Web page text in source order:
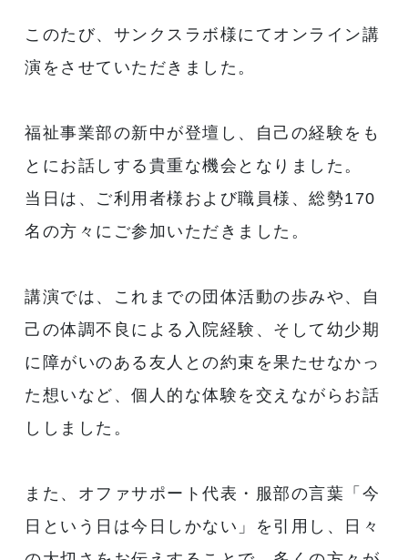
このたび、サンクスラボ様にてオンライン講
演をさせていただきました。
福祉事業部の新中が登壇し、自己の経験をも
とにお話しする貴重な機会となりました。
当日は、ご利用者様および職員様、総勢170
名の方々にご参加いただきました。
講演では、これまでの団体活動の歩みや、自
己の体調不良による入院経験、そして幼少期
に障がいのある友人との約束を果たせなかっ
た想いなど、個人的な体験を交えながらお話
ししました。
また、オファサポート代表・服部の言葉「今
日という日は今日しかない」を引用し、日々